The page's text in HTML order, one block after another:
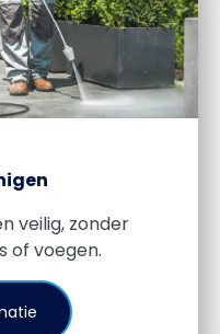
veilig, zonder
of voegen.